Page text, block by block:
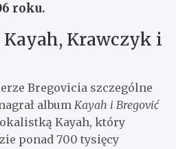
roku.
Kayah, Krawczyk i
Bregovicia szczególne
album Kayah i Bregović
Kayah, który
ponad 700 tysięcy